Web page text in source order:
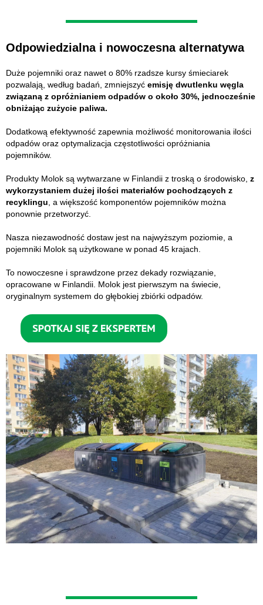
Odpowiedzialna i nowoczesna alternatywa
Duże pojemniki oraz nawet o 80% rzadsze kursy śmieciarek
pozwalają, według badań, zmniejszyćemisję dwutlenku węgla
związaną z opróżnianiem odpadów o około 30%, jednocześnie
obniżając zużycie paliwa.
Dodatkową efektywność zapewnia możliwość monitorowania ilości
odpadów oraz optymalizacja częstotliwości opróżniania
pojemników.
Produkty Molok są wytwarzane w Finlandii z troską o środowisko,z
wykorzystaniem dużej ilości materiałów pochodzących z
recyklingu , a większość komponentów pojemników można
ponownie przetworzyć.
Nasza niezawodność dostaw jest na najwyższym poziomie, a
pojemniki Molok są użytkowane w ponad 45 krajach.
To nowoczesne i sprawdzone przez dekady rozwiązanie,
opracowane w Finlandii. Molok jest pierwszym na świecie,
oryginalnym systemem do głębokiej zbiórki odpadów.